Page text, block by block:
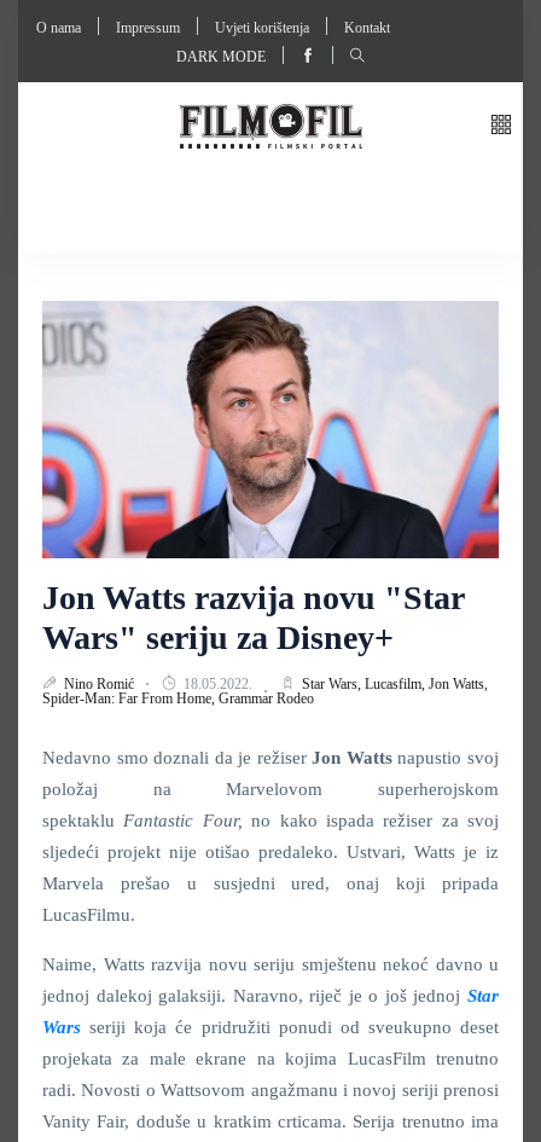
O nama Impressum Uvjeti korištenja
Kontakt
DARK MODE
Jon Watts razvija novu "Star
Wars" seriju za Disney+
Nino Romić 18.05.2022. Star Wars, Lucasfilm, Jon Watts,
Spider-Man: Far From Home, Grammar Rodeo
Nedavno smo doznali da je režiserJon Wattsnapustio svoj
položaj na Marvelovom superherojskom
spektaklu Fantastic Four,no kako ispada režiser za svoj
sljedeći projekt nije otišao predaleko. Ustvari, Watts je iz
Marvela prešao u susjedni ured, onaj koji pripada
LucasFilmu.
Naime, Watts razvija novu seriju smještenu nekoć davno u
jednoj dalekoj galaksiji. Naravno, riječ je o još jednoj Star
Wars seriji koja će pridružiti ponudi od sveukupno deset
projekata za male ekrane na kojima LucasFilm trenutno
radi. Novosti o Wattsovom angažmanu i novoj seriji prenosi
Vanity Fair, doduše u kratkim crticama. Serija trenutno ima